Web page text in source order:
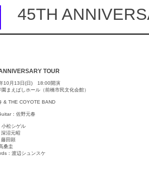
45TH
TOUR
10月13日(日) 18:00開演
まえばしホール（前橋市民文化会館）
& THE COYOTE BAND
：佐野元春
小松シゲル
沼元昭
田顕
桑圭
：渡辺シュンスケ